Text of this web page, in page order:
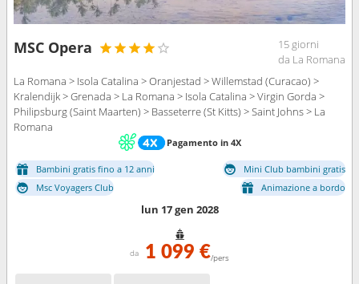
MSC Opera
15 giorni
da La Romana
La Romana > Isola Catalina > Oranjestad > Willemstad (Curacao) >
Kralendijk > Grenada > La Romana > Isola Catalina > Virgin Gorda >
Philipsburg (Saint Maarten) > Basseterre (St Kitts) > Saint Johns > La
Romana
Pagamento in 4X
Bambini gratis fino a 12 anni
Mini Club bambini gratis
Msc Voyagers Club
Animazione a bordo
lun 17 gen 2028
da 1 099 €/pers